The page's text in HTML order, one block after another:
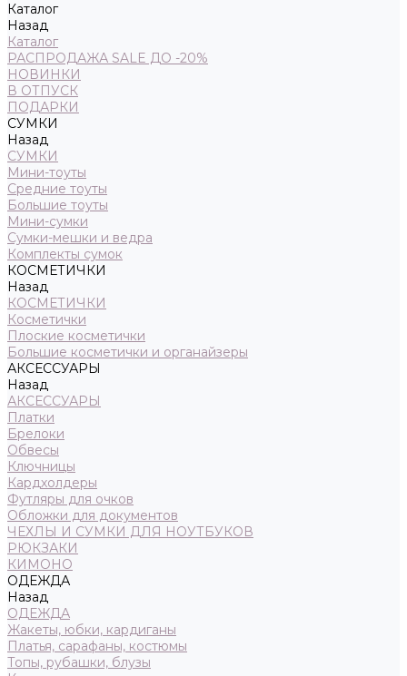
Каталог
Назад
Каталог
РАСПРОДАЖА SALE ДО -20%
НОВИНКИ
В ОТПУСК
ПОДАРКИ
СУМКИ
Назад
СУМКИ
Мини-тоуты
Средние тоуты
Большие тоуты
Мини-сумки
Сумки-мешки и ведра
Комплекты сумок
КОСМЕТИЧКИ
Назад
КОСМЕТИЧКИ
Косметички
Плоские косметички
Большие косметички и органайзеры
АКСЕССУАРЫ
Назад
АКСЕССУАРЫ
Платки
Брелоки
Обвесы
Ключницы
Кардхолдеры
Футляры для очков
Обложки для документов
ЧЕХЛЫ И СУМКИ ДЛЯ НОУТБУКОВ
РЮКЗАКИ
КИМОНО
ОДЕЖДА
Назад
ОДЕЖДА
Жакеты, юбки, кардиганы
Платья, сарафаны, костюмы
Топы, рубашки, блузы